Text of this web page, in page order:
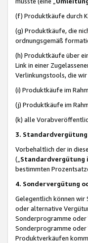
(f) Produktkäufe durch
(g) Produktkäufe, die
ordnungsgemäß
(h) Produktkäufe über
Link in einer
Verlinkungstools, die
(i) Produktkäufe im
(j) Produktkäufe im
(k) alle
3.
Vorbehaltlich der in
(„ Standardvergütung
bestimmten
4. Sondervergütung
Gelegentlich können wir
oder alternative
Sonderprogramme
Sonderprogramme
Produktverkäufen